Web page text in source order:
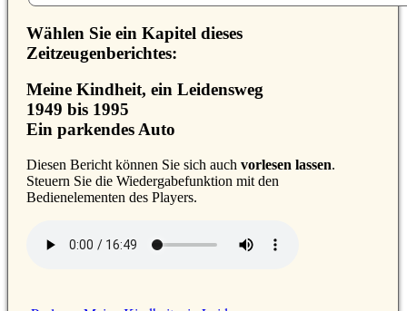
Wählen Sie ein Kapitel dieses
Zeitzeugenberichtes:
Meine Kindheit, ein Leidensweg
1949 bis 1995
Ein parkendes Auto
Diesen Bericht können Sie sich auch vorlesen lassen.
Steuern Sie die Wiedergabefunktion mit den
Bedienelementen des Players.